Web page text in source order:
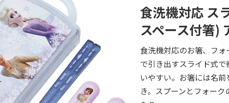
食洗機対応 ス
スペース付箸)
食洗機対応のお箸、フ
で引き出すスライド式
いやすい。お箸には名
き。スプーンとフォー